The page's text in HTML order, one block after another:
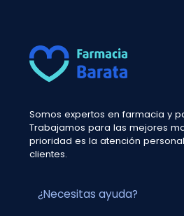
Somos expertos en farmacia y
Trabajamos para las mejores
prioridad es la atención
clientes.
¿Necesitas ayuda?